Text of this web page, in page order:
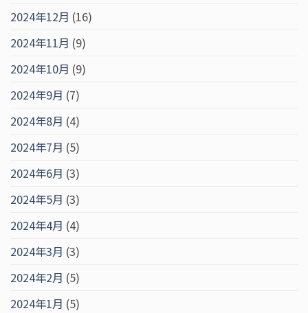
2024年12月 (16)
2024年11月 (9)
2024年10月 (9)
2024年9月 (7)
2024年8月 (4)
2024年7月 (5)
2024年6月 (3)
2024年5月 (3)
2024年4月 (4)
2024年3月 (3)
2024年2月 (5)
2024年1月 (5)